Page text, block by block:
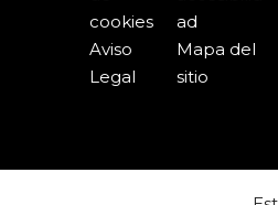
cookies
Aviso
Legal
ad
Mapa del
sitio